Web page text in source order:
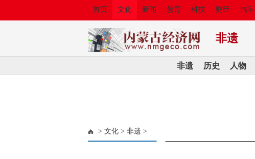
首页 文化 新闻 教育 科技 财经 汽车
非遗
非遗 历史 人物
> 文化 > 非遗 >